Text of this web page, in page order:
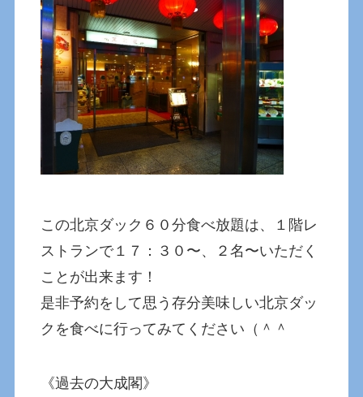
この北京ダック６０分食べ放題は、１階レ
ストランで１７：３０〜、２名〜いただく
ことが出来ます！
是非予約をして思う存分美味しい北京ダッ
クを食べに行ってみてください（＾＾
《過去の大成閣》